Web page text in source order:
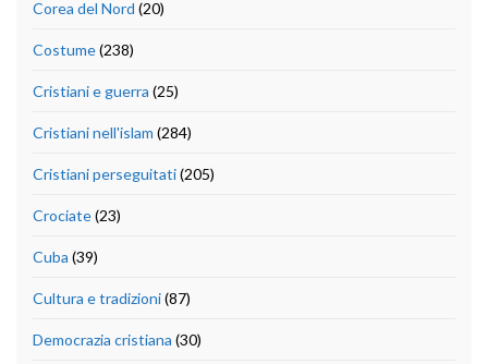
Corea del Nord (20)
Costume(238)
Cristiani e guerra (25)
Cristiani nell'islam (284)
Cristiani perseguitati(205)
Crociate(23)
Cuba (39)
Cultura e tradizioni(87)
Democrazia cristiana (30)